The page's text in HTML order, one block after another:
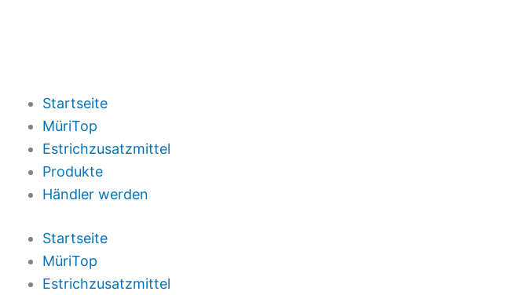
Startseite
MüriTop
Estrichzusatzmittel
Produkte
Händler werden
Startseite
MüriTop
Estrichzusatzmittel